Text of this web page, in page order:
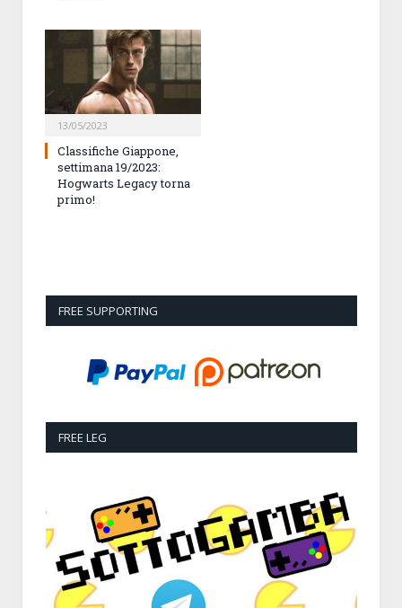
13/05/2023
Classifiche Giappone,
settimana 19/2023:
Hogwarts Legacy torna
primo!
FREE SUPPORTING
FREE LEG